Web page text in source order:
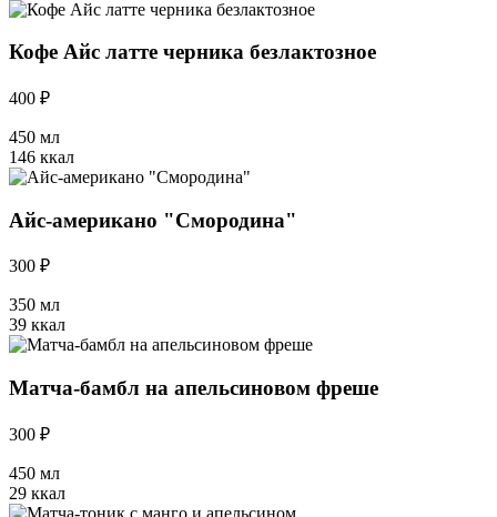
Кофе Айс латте черника безлактозное
400 ₽
450 мл
146 ккал
Айс-американо "Смородина"
300 ₽
350 мл
39 ккал
Матча-бамбл на апельсиновом фреше
300 ₽
450 мл
29 ккал